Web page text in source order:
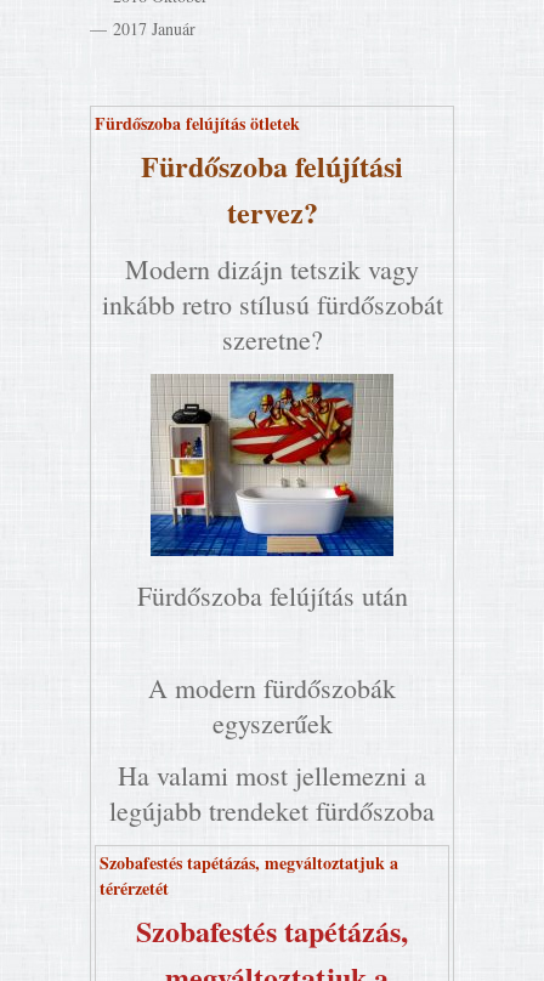
2017 Január
Fürdőszoba felújítás ötletek
Fürdőszoba felújítási
tervez?
Modern dizájn tetszik vagy
inkább retro stílusú fürdőszobát
szeretne?
Fürdőszoba felújítás után
A modern fürdőszobák
egyszerűek
Ha valami most jellemezni a
legújabb trendeket fürdőszoba
Szobafestés tapétázás, megváltoztatjuk a
térérzetét
Szobafestés tapétázás,